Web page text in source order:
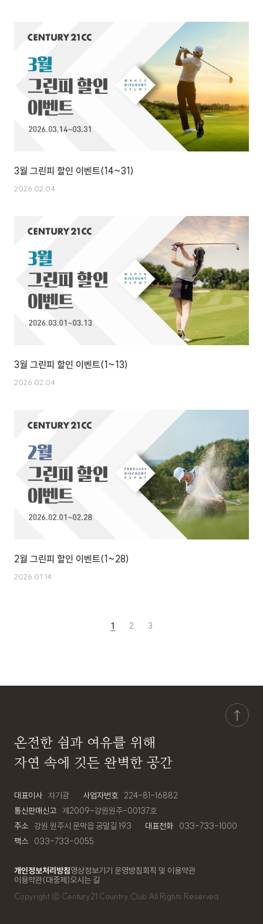
3월 그린피 할인 이벤트(14~31)
2026.02.04
3월 그린피 할인 이벤트(1~13)
2026.02.04
2월 그린피 할인 이벤트(1~28)
2026.01.14
1 2 3
온전한 쉼과 여유를 위해
자연 속에 깃든 완벽한 공간
대표이사 차기광 사업자번호
224-81-16882
통신판매신고
제2009-강원원주-00137호
주소 강원 원주시 문막읍 궁말길 193 대표전화
033-733-1000
팩스
033-733-0055
개인정보처리방침영상정보기기 운영방침회칙 및 이용약관
이용약관(대중제)오시는 길
Copyright ⓒ Century21 Country Club All Rights Reserved.